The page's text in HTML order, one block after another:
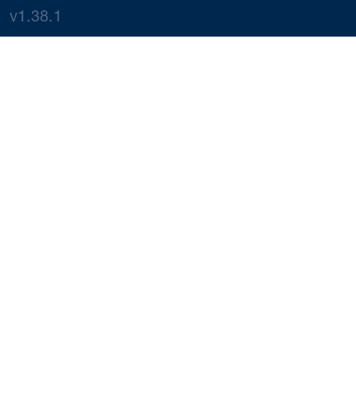
v1.38.1